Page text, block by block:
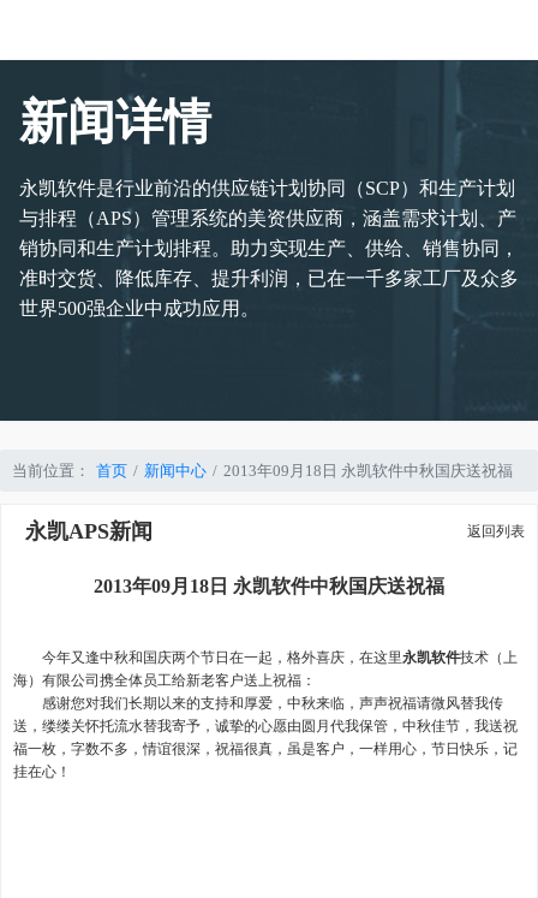
新闻详情
永凯软件是行业前沿的供应链计划协同（SCP）和生产计划
与排程（APS）管理系统的美资供应商，涵盖需求计划、产
销协同和生产计划排程。助力实现生产、供给、销售协同，
准时交货、降低库存、提升利润，已在一千多家工厂及众多
世界500强企业中成功应用。
当前位置： 首页 新闻中心 2013年09月18日 永凯软件中秋国庆送祝福
永凯APS新闻 返回列表
2013年09月18日 永凯软件中秋国庆送祝福
今年又逢中秋和国庆两个节日在一起，格外喜庆，在这里永凯软件技术（上
海）有限公司携全体员工给新老客户送上祝福：
感谢您对我们长期以来的支持和厚爱，中秋来临，声声祝福请微风替我传
送，缕缕关怀托流水替我寄予，诚挚的心愿由圆月代我保管，中秋佳节，我送祝
福一枚，字数不多，情谊很深，祝福很真，虽是客户，一样用心，节日快乐，记
挂在心！